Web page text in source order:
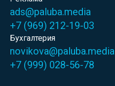
ads@paluba.media
+7 (969) 212-19-03
Бухгалтерия
novikova@paluba.media
+7 (999) 028-56-78